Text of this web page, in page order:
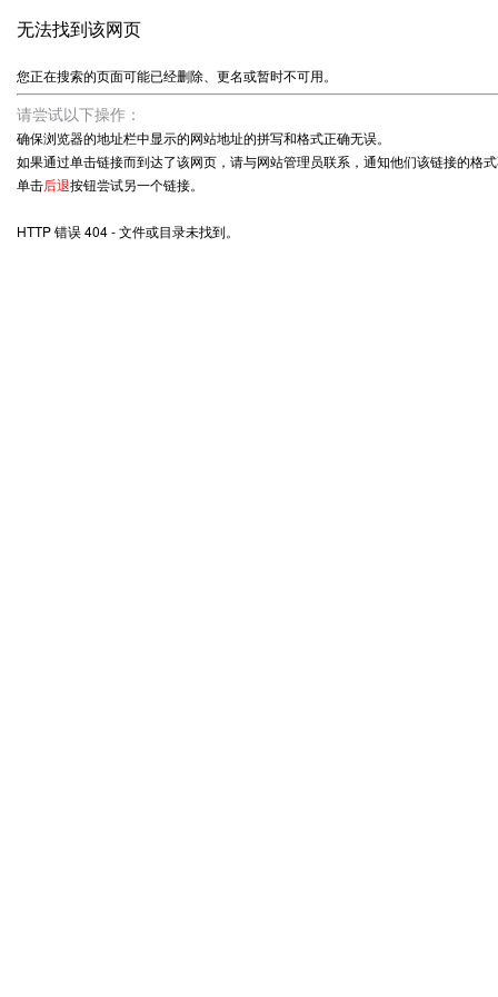
无法找到该网页
您正在搜索的页面可能已经删除、更名或暂时不可用。
请尝试以下操作：
确保浏览器的地址栏中显示的网站地址的拼写和格式正确无误。
如果通过单击链接而到达了该网页，请与网站管理员联系，通知他们该链接的格
单击后退按钮尝试另一个链接。
HTTP 错误 404 - 文件或目录未找到。